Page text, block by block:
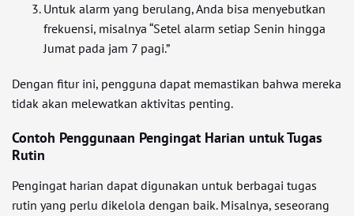
Untuk alarm yang berulang, Anda bisa menyebutkan
frekuensi, misalnya “Setel alarm setiap Senin hingga
Jumat pada jam 7 pagi.”
Dengan fitur ini, pengguna dapat memastikan bahwa mereka
tidak akan melewatkan aktivitas penting.
Contoh Penggunaan Pengingat Harian untuk Tugas
Rutin
Pengingat harian dapat digunakan untuk berbagai tugas
rutin yang perlu dikelola dengan baik. Misalnya, seseorang